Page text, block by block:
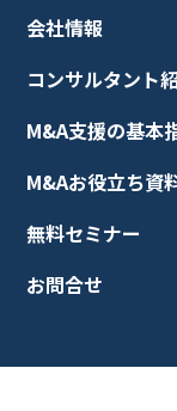
会社情報
コンサルタント
M&A支援の基本
M&Aお役立ち資
無料セミナー
お問合せ